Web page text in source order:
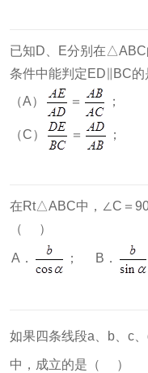
已知D、E分别在△ABC
条件中能判定ED∥BC
（A）
＝ ；
（C） ＝ ；
在Rt△ABC中，∠C＝
（ ）
A． ； B．
如果四条线段a、b、c
中，成立的是（ ）